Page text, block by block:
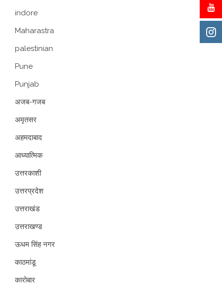
indore
Maharastra
palestinian
Pune
Punjab
अजब-गजब
अमृतसर
अहमदाबाद
आध्यात्मिक
उत्तरकाशी
उत्तरप्रदेश
उत्तराखंड
उत्तराखण्ड
ऊधम सिंह नगर
काठमांडू
कारोबार